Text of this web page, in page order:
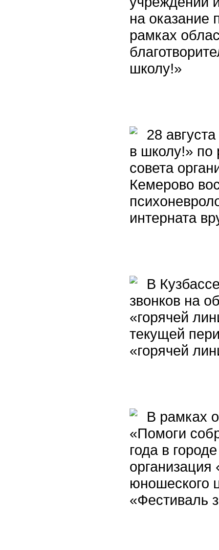
на
рамках
школу!»
28
в школу!» по
совета
Кемерово
интерната
В
звонков на
«горячей
текущей
«горячей
В рамках
«Помоги
года в
организация
юношеского
«Фестиваль